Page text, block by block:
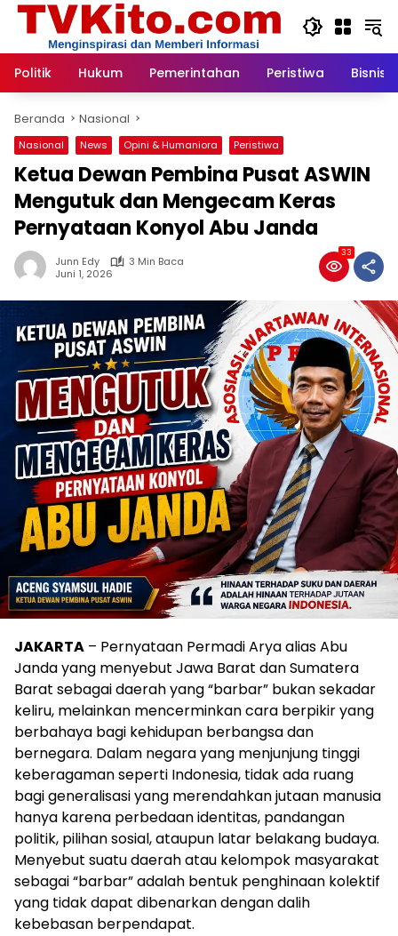
Langsung
Politik
Hukum Pemerintahan Peristiwa Bisnis
Beranda Nasional
Nasional News Opini & Humaniora Peristiwa
Ketua Dewan Pembina Pusat ASWIN
Mengutuk dan Mengecam Keras
Pernyataan Konyol Abu Janda
Junn Edy
3 Min Baca
Juni 1, 2026
33
JAKARTA – Pernyataan Permadi Arya alias Abu
Janda yang menyebut Jawa Barat dan Sumatera
Barat sebagai daerah yang “barbar” bukan sekadar
keliru, melainkan mencerminkan cara berpikir yang
berbahaya bagi kehidupan berbangsa dan
bernegara. Dalam negara yang menjunjung tinggi
keberagaman seperti Indonesia, tidak ada ruang
bagi generalisasi yang merendahkan jutaan manusia
hanya karena perbedaan identitas, pandangan
politik, pilihan sosial, ataupun latar belakang budaya.
Menyebut suatu daerah atau kelompok masyarakat
sebagai “barbar” adalah bentuk penghinaan kolektif
yang tidak dapat dibenarkan dengan dalih
kebebasan berpendapat.